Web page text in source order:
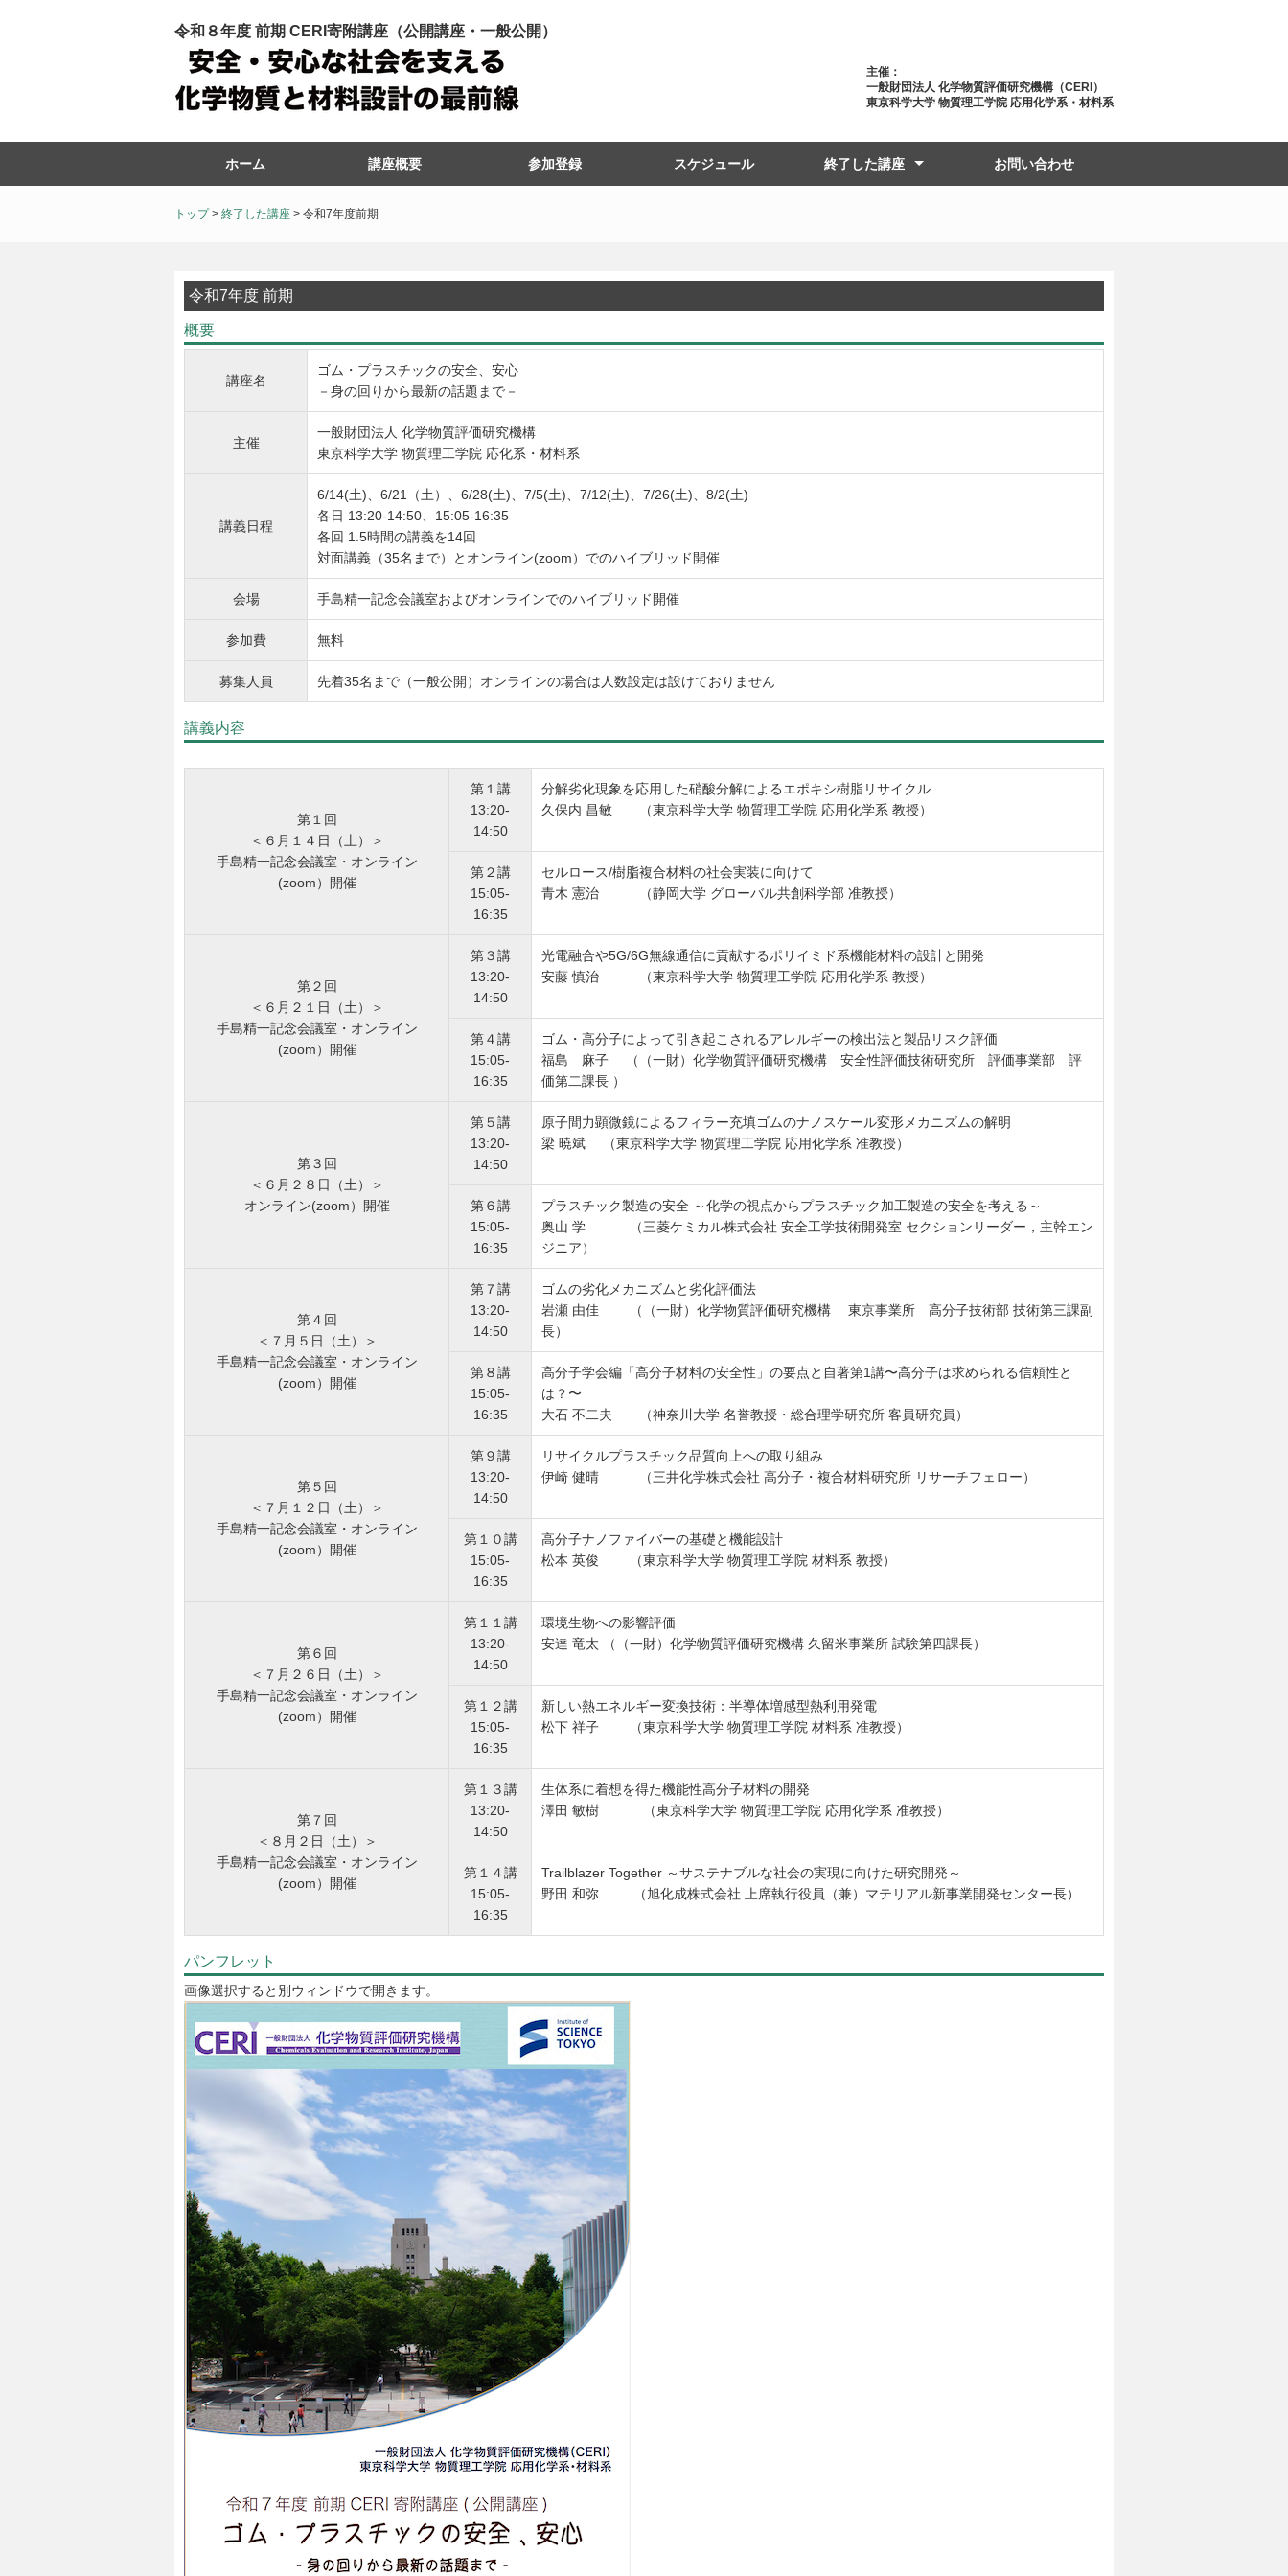
令和８年度 前期 CERI寄附講座（公開講座・一般公開）
主催：
一般財団法人 化学物質評価研究機構（CERI）
東京科学大学 物質理工学院 応用化学系・材料系
ホーム 講座概要 参加登録 スケジュール 終了した講座 お問い合わせ
トップ> 終了した講座 > 令和7年度前期
令和7年度 前期
概要
講座名
ゴム・プラスチックの安全、安心
－身の回りから最新の話題まで－
主催
一般財団法人 化学物質評価研究機構
東京科学大学 物質理工学院 応化系・材料系
講義日程
6/14(土)、6/21（土）、6/28(土)、7/5(土)、7/12(土)、7/26(土)、8/2(土)
各日 13:20-14:50、15:05-16:35
各回 1.5時間の講義を14回
対面講義（35名まで）とオンライン(zoom）でのハイブリッド開催
会場 手島精一記念会議室およびオンラインでのハイブリッド開催
参加費 無料
募集人員 先着35名まで（一般公開）オンラインの場合は人数設定は設けておりません
講義内容
第１回
＜６月１４日（土）＞
手島精一記念会議室・オンライン
(zoom）開催
第１講
13:20-
14:50
分解劣化現象を応用した硝酸分解によるエポキシ樹脂リサイクル
久保内 昌敏 （東京科学大学 物質理工学院 応用化学系 教授）
第２講
15:05-
16:35
セルロース/樹脂複合材料の社会実装に向けて
青木 憲治 （静岡大学 グローバル共創科学部 准教授）
第２回
＜６月２１日（土）＞
手島精一記念会議室・オンライン
(zoom）開催
第３講
13:20-
14:50
光電融合や5G/6G無線通信に貢献するポリイミド系機能材料の設計と開発
安藤 慎治 （東京科学大学 物質理工学院 応用化学系 教授）
第４講
15:05-
16:35
ゴム・高分子によって引き起こされるアレルギーの検出法と製品リスク評価
福島 麻子 （（一財）化学物質評価研究機構 安全性評価技術研究所 評価事業部 評
価第二課長 ）
第３回
＜６月２８日（土）＞
オンライン(zoom）開催
第５講
13:20-
14:50
原子間力顕微鏡によるフィラー充填ゴムのナノスケール変形メカニズムの解明
梁 暁斌 （東京科学大学 物質理工学院 応用化学系 准教授）
第６講
15:05-
16:35
プラスチック製造の安全 ～化学の視点からプラスチック加工製造の安全を考える～
奥山 学 （三菱ケミカル株式会社 安全工学技術開発室 セクションリーダー，主幹エン
ジニア）
第４回
＜７月５日（土）＞
手島精一記念会議室・オンライン
(zoom）開催
第７講
13:20-
14:50
ゴムの劣化メカニズムと劣化評価法
岩瀬 由佳 （（一財）化学物質評価研究機構 東京事業所 高分子技術部 技術第三課副
長）
第８講
15:05-
16:35
高分子学会編「高分子材料の安全性」の要点と自著第1講〜高分子は求められる信頼性と
は？〜
大石 不二夫 （神奈川大学 名誉教授・総合理学研究所 客員研究員）
第５回
＜７月１２日（土）＞
手島精一記念会議室・オンライン
(zoom）開催
第９講
13:20-
14:50
リサイクルプラスチック品質向上への取り組み
伊崎 健晴 （三井化学株式会社 高分子・複合材料研究所 リサーチフェロー）
第１０講
15:05-
16:35
高分子ナノファイバーの基礎と機能設計
松本 英俊 （東京科学大学 物質理工学院 材料系 教授）
第６回
＜７月２６日（土）＞
手島精一記念会議室・オンライン
(zoom）開催
第１１講
13:20-
14:50
環境生物への影響評価
安達 竜太 （（一財）化学物質評価研究機構 久留米事業所 試験第四課長）
第１２講
15:05-
16:35
新しい熱エネルギー変換技術：半導体増感型熱利用発電
松下 祥子 （東京科学大学 物質理工学院 材料系 准教授）
第７回
＜８月２日（土）＞
手島精一記念会議室・オンライン
(zoom）開催
第１３講
13:20-
14:50
生体系に着想を得た機能性高分子材料の開発
澤田 敏樹 （東京科学大学 物質理工学院 応用化学系 准教授）
第１４講
15:05-
16:35
Trailblazer Together ～サステナブルな社会の実現に向けた研究開発～
野田 和弥 （旭化成株式会社 上席執行役員（兼）マテリアル新事業開発センター長）
パンフレット
画像選択すると別ウィンドウで開きます。